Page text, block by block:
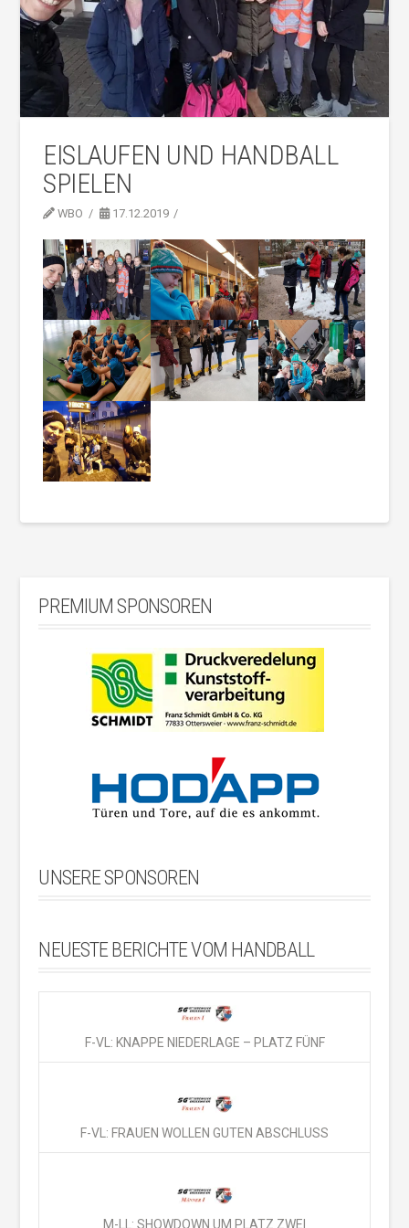
EISLAUFEN UND HANDBALL
SPIELEN
WBO 17.12.2019
PREMIUM SPONSOREN
UNSERE SPONSOREN
NEUESTE BERICHTE VOM HANDBALL
F-VL: KNAPPE NIEDERLAGE – PLATZ FÜNF
F-VL: FRAUEN WOLLEN GUTEN ABSCHLUSS
M-LL: SHOWDOWN UM PLATZ ZWEI